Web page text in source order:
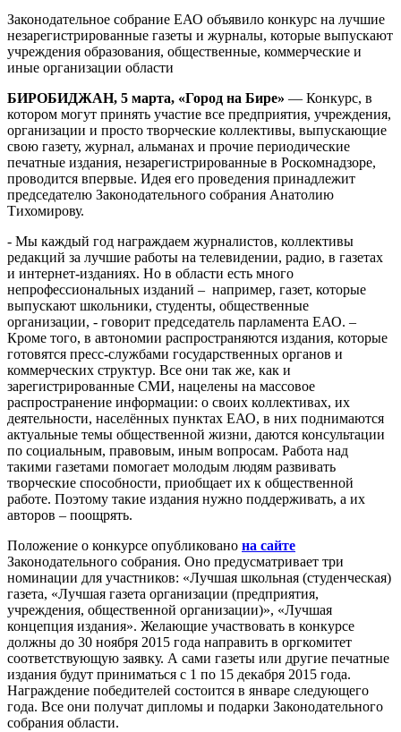
Законодательное собрание ЕАО объявило конкурс на лучшие
незарегистрированные газеты и журналы, которые выпускают
учреждения образования, общественные, коммерческие и
иные организации области
БИРОБИДЖАН, 5 марта, «Город на Бире» — Конкурс, в
котором могут принять участие все предприятия, учреждения,
организации и просто творческие коллективы, выпускающие
свою газету, журнал, альманах и прочие периодические
печатные издания, незарегистрированные в Роскомнадзоре,
проводится впервые. Идея его проведения принадлежит
председателю Законодательного собрания Анатолию
Тихомирову.
- Мы каждый год награждаем журналистов, коллективы
редакций за лучшие работы на телевидении, радио, в газетах
и интернет-изданиях. Но в области есть много
непрофессиональных изданий – например, газет, которые
выпускают школьники, студенты, общественные
организации, - говорит председатель парламента ЕАО. –
Кроме того, в автономии распространяются издания, которые
готовятся пресс-службами государственных органов и
коммерческих структур. Все они так же, как и
зарегистрированные СМИ, нацелены на массовое
распространение информации: о своих коллективах, их
деятельности, населённых пунктах ЕАО, в них поднимаются
актуальные темы общественной жизни, даются консультации
по социальным, правовым, иным вопросам. Работа над
такими газетами помогает молодым людям развивать
творческие способности, приобщает их к общественной
работе. Поэтому такие издания нужно поддерживать, а их
авторов – поощрять.
Положение о конкурсе опубликовано на сайте
Законодательного собрания. Оно предусматривает три
номинации для участников: «Лучшая школьная (студенческая)
газета, «Лучшая газета организации (предприятия,
учреждения, общественной организации)», «Лучшая
концепция издания». Желающие участвовать в конкурсе
должны до 30 ноября 2015 года направить в оргкомитет
соответствующую заявку. А сами газеты или другие печатные
издания будут приниматься с 1 по 15 декабря 2015 года.
Награждение победителей состоится в январе следующего
года. Все они получат дипломы и подарки Законодательного
собрания области.